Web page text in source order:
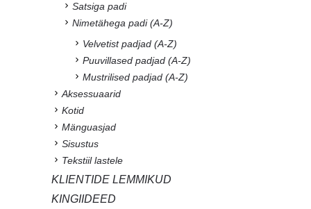
Satsiga padi
Nimetähega padi (A-Z)
Velvetist padjad (A-Z)
Puuvillased padjad (A-Z)
Mustrilised padjad (A-Z)
Aksessuaarid
Kotid
Mänguasjad
Sisustus
Tekstiil lastele
KLIENTIDE LEMMIKUD
KINGIIDEED